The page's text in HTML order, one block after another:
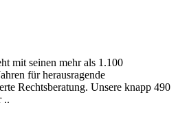
mit seinen mehr als 1.100
für herausragende
Rechtsberatung. Unsere knapp 490
..